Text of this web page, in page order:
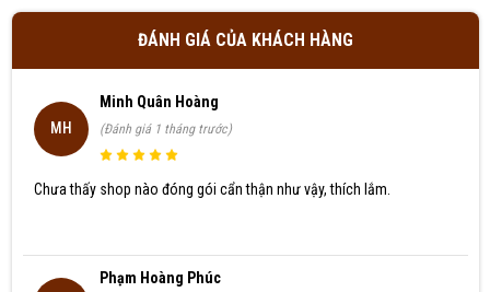
ĐÁNH GIÁ CỦA KHÁCH HÀNG
MH
Minh Quân Hoàng
(Đánh giá 1 tháng trước)
Chưa thấy shop nào đóng gói cẩn thận như vậy, thích lắm.
Phạm Hoàng Phúc